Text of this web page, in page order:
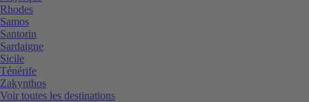
Rhodes
Samos
Santorin
Sardaigne
Sicile
Ténérife
Zakynthos
Voir toutes les destinations